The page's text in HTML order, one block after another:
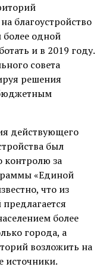
благоустройство
более одной
и в 2019 году.
совета
решения
действующего
был
контролю за
«Единой
что из
более
города, а
возложить на
источники.